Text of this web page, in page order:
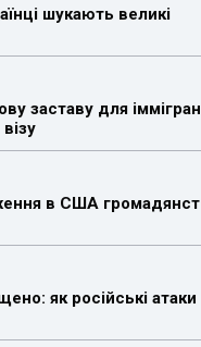
шукають великі
заставу для
в США
як російські атаки